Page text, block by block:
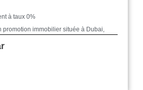
à taux 0%
promotion immobilier située à Dubai,